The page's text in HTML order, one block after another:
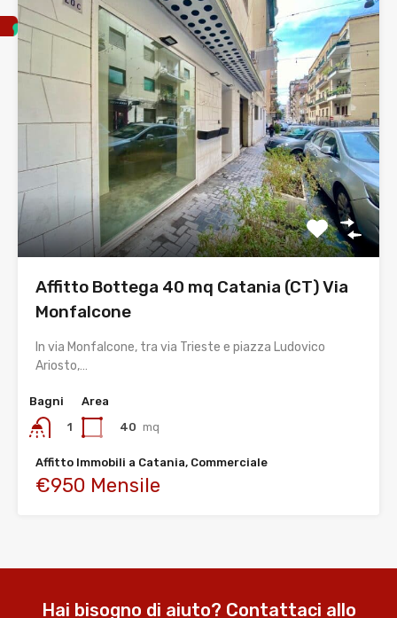
Affitto Bottega 40 mq Catania (CT) Via
Monfalcone
In via Monfalcone, tra via Trieste e piazza Ludovico
Ariosto,…
Bagni
1
Area
40 mq
Affitto Immobili a Catania, Commerciale
€950 Mensile
Hai bisogno di aiuto? Contattaci allo